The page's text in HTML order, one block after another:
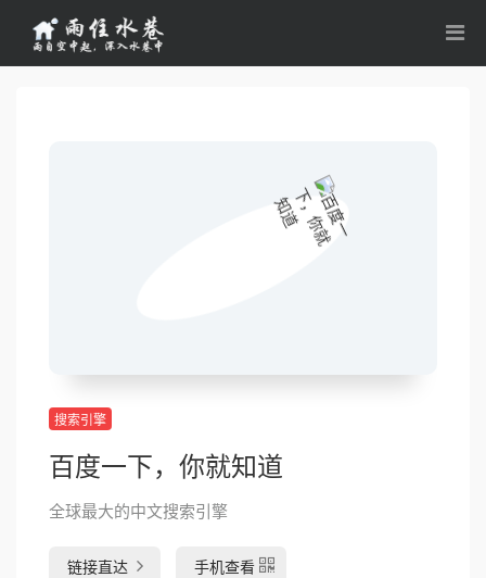
搜索引擎
百度一下，你就知道
全球最大的中文搜索引擎
链接直达 手机查看